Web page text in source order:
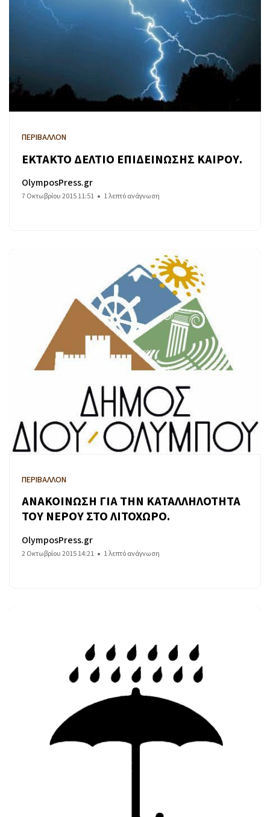
ΠΕΡΙΒΑΛΛΟΝ
ΕΚΤΑΚΤΟ ΔΕΛΤΙΟ ΕΠΙΔΕΙΝΩΣΗΣ ΚΑΙΡΟΥ.
OlymposPress.gr
7 Οκτωβρίου 2015 11:51 1 λεπτό ανάγνωση
ΠΕΡΙΒΑΛΛΟΝ
ΑΝΑΚΟΙΝΩΣΗ ΓΙΑ ΤΗΝ ΚΑΤΑΛΛΗΛΟΤΗΤΑ
ΤΟΥ ΝΕΡΟΥ ΣΤΟ ΛΙΤΟΧΩΡΟ.
OlymposPress.gr
2 Οκτωβρίου 2015 14:21 1 λεπτό ανάγνωση